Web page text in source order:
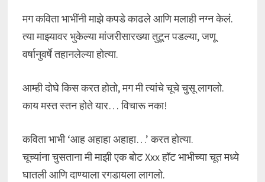
मग कविता भाभींनी माझे कपडे काढले आणि मलाही नग्न केलं.
त्या माझ्यावर भुकेल्या मांजरीसारख्या तुटून पडल्या, जणू
वर्षानुवर्षे तहानलेल्या होत्या.
आम्ही दोघे किस करत होतो, मग मी त्यांचे चूचे चुसू लागलो.
काय मस्त स्तन होते यार… विचारू नका!
कविता भाभी ‘आह अहाहा अहाहा…’ करत होत्या.
चूच्यांना चुसताना मी माझी एक बोट Xxx हॉट भाभीच्या चूत मध्ये
घातली आणि दाण्याला रगडायला लागलो.